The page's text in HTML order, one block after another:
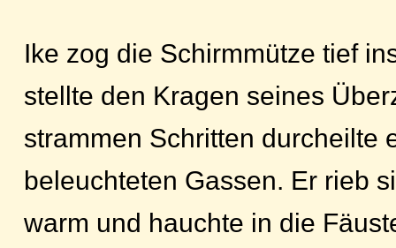
Ike zog die Schirmmütze tief
stellte den Kragen seines
strammen Schritten durcheilte
beleuchteten Gassen. Er rieb
warm und hauchte in die